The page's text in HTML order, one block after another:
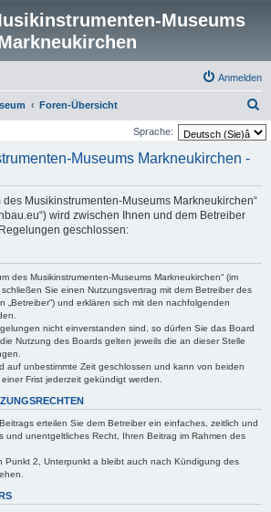
Museums
Anmelden
Foren-Übersicht
u
Sprache:
Museums Markneukirchen -
des Musikinstrumenten-Museums Markneukirchen“
wird zwischen Ihnen und dem Betreiber
geschlossen:
des Musikinstrumenten-Museums Markneukirchen“ (im
schließen Sie einen Nutzungsvertrag mit dem Betreiber des
„Betreiber“) und erklären sich mit den nachfolgenden
nicht einverstanden sind, so dürfen Sie das Board
Nutzung des Boards gelten jeweils die an dieser Stelle
auf unbestimmte Zeit geschlossen und kann von beiden
Frist jederzeit gekündigt werden.
erteilen Sie dem Betreiber ein einfaches, zeitlich und
und unentgeltliches Recht, Ihren Beitrag im Rahmen des
Punkt 2, Unterpunkt a bleibt auch nach Kündigung des